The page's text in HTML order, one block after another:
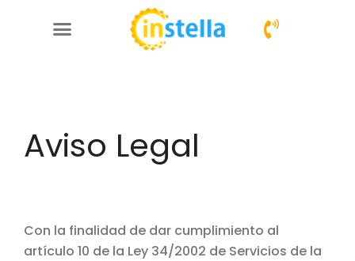
Aviso Legal
Con la finalidad de dar cumplimiento al
artículo 10 de la Ley 34/2002 de Servicios de la